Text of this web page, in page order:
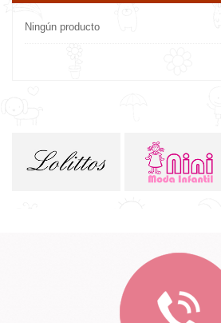
Ningún producto